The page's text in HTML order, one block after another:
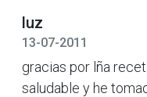
luz
13-07-2011
gracias por lña
saludable y he